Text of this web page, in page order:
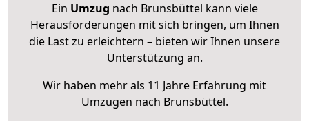
Ein Umzug nach Brunsbüttel kann viele
Herausforderungen mit sich bringen, um Ihnen
die Last zu erleichtern – bieten wir Ihnen unsere
Unterstützung an.
Wir haben mehr als 11 Jahre Erfahrung mit
Umzügen nach Brunsbüttel.